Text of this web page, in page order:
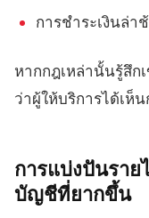
การชำระเงินล่า
หากกฎเหล่านั้นรู้สึ
ว่าผู้ให้บริการได้เห็
การแบ่งปันราย
บัญชีที่ยากขึ้น